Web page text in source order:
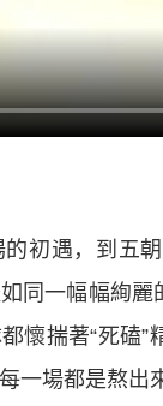
遇，到五朝
同一幅幅絢
懷揣著“死磕
一場都是熬出